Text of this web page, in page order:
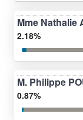
Mme Nathalie
2.18%
M. Philippe
0.87%